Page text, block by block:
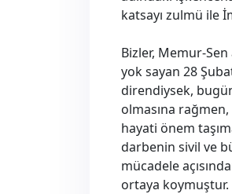
katsayı zulmü ile
Bizler, Memur-
yok sayan 28
direndiysek,
olmasına
hayati önem
darbenin sivil ve
mücadele
ortaya koymuştur.